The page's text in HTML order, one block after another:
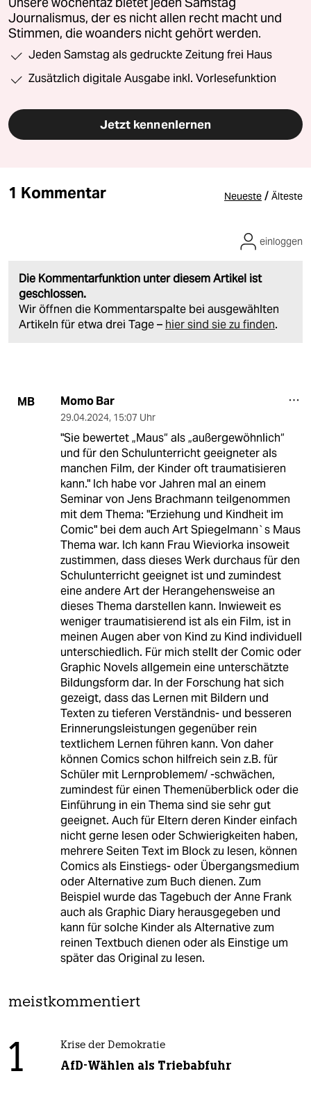
Journalismus, der es nicht allen recht macht und
Stimmen, die woanders nicht gehört werden.
Jeden Samstag als gedruckte Zeitung frei Haus
Zusätzlich digitale Ausgabe inkl. Vorlesefunktion
Jetzt kennenlernen
1 Kommentar Neueste / Älteste
Die Kommentarfunktion unter diesem Artikel ist
geschlossen.
Wir öffnen die Kommentarspalte bei ausgewählten
Artikeln für etwa drei Tage – hier sind sie zu finden.
einloggen
MB Momo Bar
29.04.2024, 15:07 Uhr
"Sie bewertet „Maus“ als „außergewöhnlich“
und für den Schulunterricht geeigneter als
manchen Film, der Kinder oft traumatisieren
kann." Ich habe vor Jahren mal an einem
Seminar von Jens Brachmann teilgenommen
mit dem Thema: "Erziehung und Kindheit im
Comic" bei dem auch Art Spiegelmann`s Maus
Thema war. Ich kann Frau Wieviorka insoweit
zustimmen, dass dieses Werk durchaus für den
Schulunterricht geeignet ist und zumindest
eine andere Art der Herangehensweise an
dieses Thema darstellen kann. Inwieweit es
weniger traumatisierend ist als ein Film, ist in
meinen Augen aber von Kind zu Kind individuell
unterschiedlich. Für mich stellt der Comic oder
Graphic Novels allgemein eine unterschätzte
Bildungsform dar. In der Forschung hat sich
gezeigt, dass das Lernen mit Bildern und
Texten zu tieferen Verständnis- und besseren
Erinnerungsleistungen gegenüber rein
textlichem Lernen führen kann. Von daher
können Comics schon hilfreich sein z.B. für
Schüler mit Lernproblemem/ -schwächen,
zumindest für einen Themenüberblick oder die
Einführung in ein Thema sind sie sehr gut
geeignet. Auch für Eltern deren Kinder einfach
nicht gerne lesen oder Schwierigkeiten haben,
mehrere Seiten Text im Block zu lesen, können
Comics als Einstiegs- oder Übergangsmedium
oder Alternative zum Buch dienen. Zum
Beispiel wurde das Tagebuch der Anne Frank
auch als Graphic Diary herausgegeben und
kann für solche Kinder als Alternative zum
reinen Textbuch dienen oder als Einstige um
später das Original zu lesen.
meistkommentiert
1 Krise der Demokratie
AfD-Wählen als Triebabfuhr